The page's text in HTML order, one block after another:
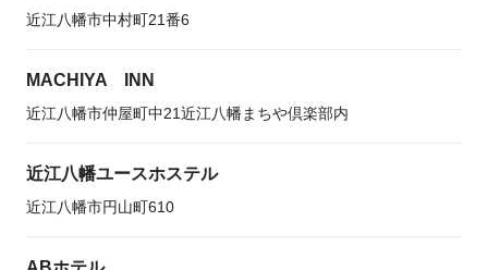
近江八幡市中村町21番6
MACHIYA INN
近江八幡市仲屋町中21近江八幡まちや倶楽部内
近江八幡ユースホステル
近江八幡市円山町610